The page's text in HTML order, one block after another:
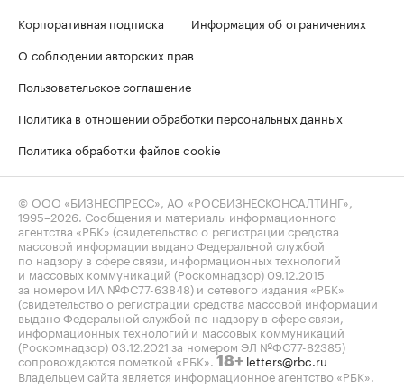
Корпоративная подписка
Информация об ограничениях
О соблюдении авторских прав
Пользовательское соглашение
Политика в отношении обработки персональных данных
Политика обработки файлов cookie
© ООО «БИЗНЕСПРЕСС», АО «РОСБИЗНЕСКОНСАЛТИНГ»,
1995–2026 . Сообщения и материалы информационного
агентства «РБК» (свидетельство о регистрации средства
массовой информации выдано Федеральной службой
по надзору в сфере связи, информационных технологий
и массовых коммуникаций (Роскомнадзор) 09.12.2015
за номером ИА №ФС77-63848) и сетевого издания «РБК»
(свидетельство о регистрации средства массовой информации
выдано Федеральной службой по надзору в сфере связи,
информационных технологий и массовых коммуникаций
(Роскомнадзор) 03.12.2021 за номером ЭЛ №ФС77-82385)
сопровождаются пометкой «РБК». 18+ letters@rbc.ru
Владельцем сайта является информационное агентство «РБК».